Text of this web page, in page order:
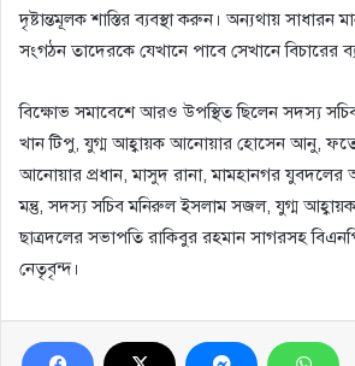
দৃষ্টান্তমূলক শাস্তির ব্যবস্থা করুন। অন্যথায় সাধারন
সংগঠন তাদেরকে যেখানে পাবে সেখানে বিচারের
বিক্ষোভ সমাবেশে আরও উপস্থিত ছিলেন সদস্য
খান টিপু, যুগ্ম আহ্বায়ক আনোয়ার হোসেন আনু,
আনোয়ার প্রধান, মাসুদ রানা, মামহানগর যুবদলের
মন্তু, সদস্য সচিব মনিরুল ইসলাম সজল, যুগ্ম
ছাত্রদলের সভাপতি রাকিবুর রহমান সাগরসহ
নেতৃবৃন্দ।